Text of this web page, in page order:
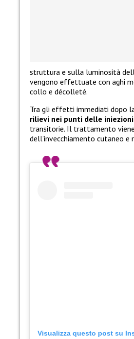
struttura e sulla luminosità
vengono effettuate con aghi
collo e décolleté.
Tra gli effetti immediati dopo
rilievi nei punti delle iniezioni
transitorie. Il trattamento
dell’invecchiamento cutaneo
Visualizza questo post su